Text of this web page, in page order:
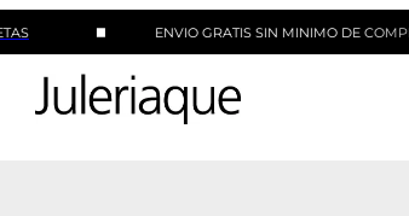
ENVIO GRATIS SIN MINIMO DE COMPRA